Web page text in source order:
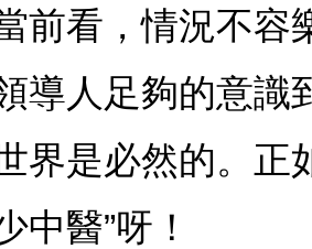
前看，情況不
導人足夠的意識
界是必然的。正
中醫”呀！